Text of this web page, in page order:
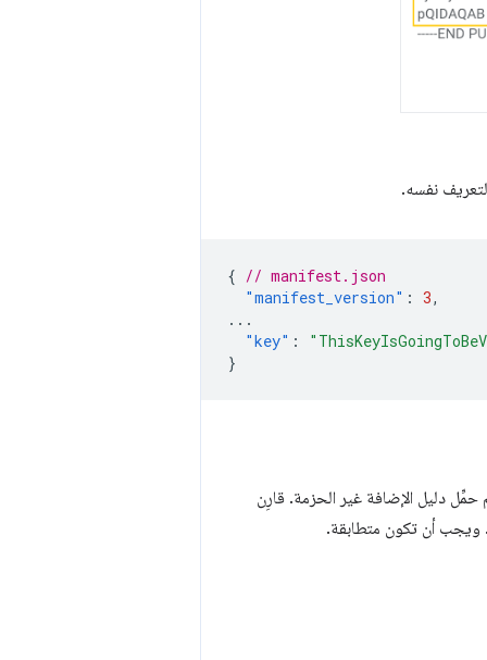
نفسه.
{ // manifest.json
"manifest_version" : 3,
...
"key" :
}
حمِّل دليل الإضافة غير الحزمة. قارِن